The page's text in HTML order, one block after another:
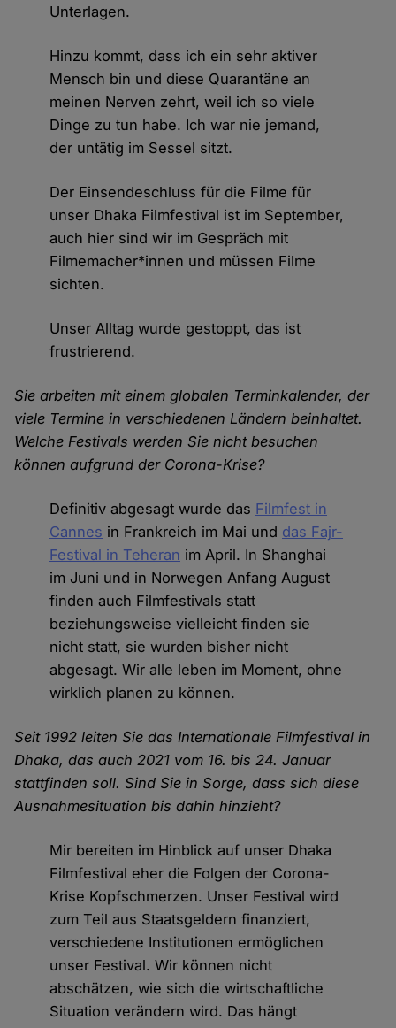
Unterlagen.
Hinzu kommt, dass ich ein sehr aktiver
Mensch bin und diese Quarantäne an
meinen Nerven zehrt, weil ich so viele
Dinge zu tun habe. Ich war nie jemand,
der untätig im Sessel sitzt.
Der Einsendeschluss für die Filme für
unser Dhaka Filmfestival ist im September,
auch hier sind wir im Gespräch mit
Filmemacher*innen und müssen Filme
sichten.
Unser Alltag wurde gestoppt, das ist
frustrierend.
Sie arbeiten mit einem globalen Terminkalender, der
viele Termine in verschiedenen Ländern beinhaltet.
Welche Festivals werden Sie nicht besuchen
können aufgrund der Corona-Krise?
Definitiv abgesagt wurde das Filmfest in
Cannes in Frankreich im Mai und das Fajr-
Festival in Teheran im April. In Shanghai
im Juni und in Norwegen Anfang August
finden auch Filmfestivals statt
beziehungsweise vielleicht finden sie
nicht statt, sie wurden bisher nicht
abgesagt. Wir alle leben im Moment, ohne
wirklich planen zu können.
Seit 1992 leiten Sie das Internationale Filmfestival in
Dhaka, das auch 2021 vom 16. bis 24. Januar
stattfinden soll. Sind Sie in Sorge, dass sich diese
Ausnahmesituation bis dahin hinzieht?
Mir bereiten im Hinblick auf unser Dhaka
Filmfestival eher die Folgen der Corona-
Krise Kopfschmerzen. Unser Festival wird
zum Teil aus Staatsgeldern finanziert,
verschiedene Institutionen ermöglichen
unser Festival. Wir können nicht
abschätzen, wie sich die wirtschaftliche
Situation verändern wird. Das hängt